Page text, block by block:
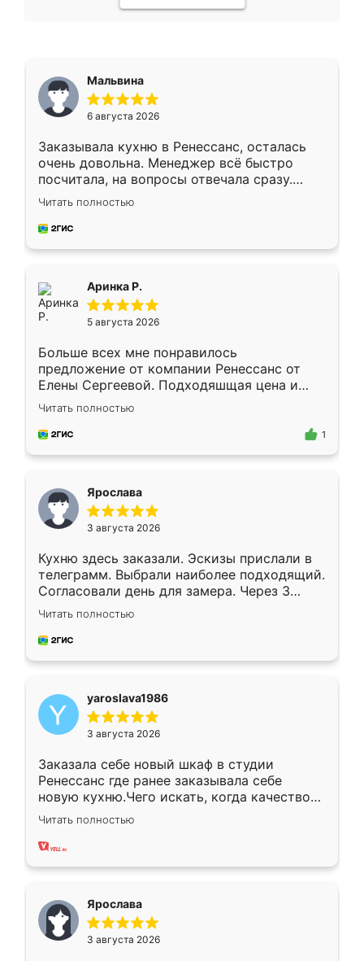
Мальвина
6 августа 2026
Заказывала кухню в Ренессанс, осталась
очень довольна. Менеджер всё быстро
посчитала, на вопросы отвечала сразу.
Замерщик приехал в субботу, подошёл к
делу со всей ответственностью. Собрали
за день, ребята работали аккуратно, даже
Читать полностью
Аринка Р.
5 августа 2026
Больше всех мне понравилось
предложение от компании Ренессанс от
Елены Сергеевой. Подходяшщая цена и
короткие сроки изготовления. Приехавший
для замера сотрудник Владислав
предложил по моему эскизу самый
Читать полностью
1
Ярослава
3 августа 2026
Кухню здесь заказали. Эскизы прислали в
телеграмм. Выбрали наиболее подходящий.
Согласовали день для замера. Через 3
недели кухня была уже готова. Остались
довольны работой. Спасибо Ренессанс
мебель за качественную работу!
Читать полностью
yaroslava1986
3 августа 2026
Заказала себе новый шкаф в студии
Ренессанс где ранее заказывала себе
новую кухню.Чего искать, когда качеством
вполне довольна. Служит кухня уже почти
два года, нареканий нет.
Читать полностью
Ярослава
3 августа 2026